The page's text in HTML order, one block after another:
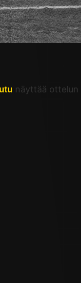
näyttää ottelun